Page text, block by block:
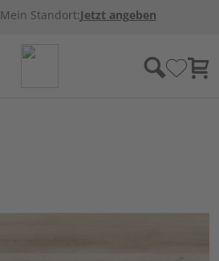
Mein Standort:Jetzt angeben